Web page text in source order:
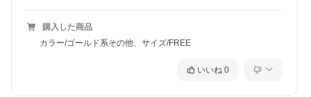
購入した商品
カラー/ゴールド系その他、サイズ/FREE
いいね 0